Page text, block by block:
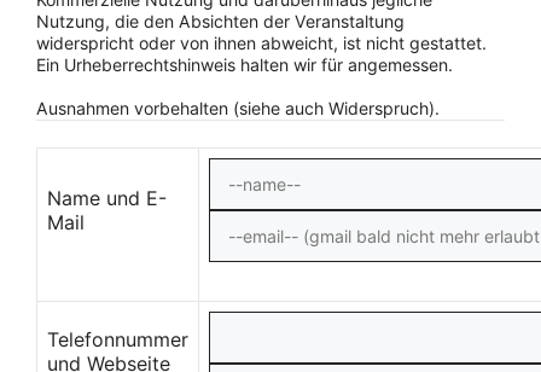
Nutzung, die den Absichten der Veranstaltung
widerspricht oder von ihnen abweicht, ist nicht gestattet.
Ein Urheberrechtshinweis halten wir für angemessen.
Ausnahmen vorbehalten (siehe auch Widerspruch).
Name und E-
Mail
Telefonnummer
und Webseite